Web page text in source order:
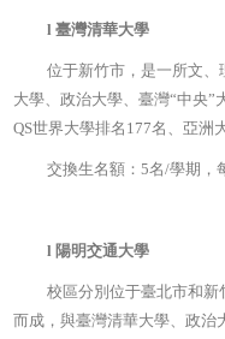
l臺灣清華大學
位于新竹市，是一所文
大學、政治大學、臺灣“中央”
QS世界大學排名177名、亞洲
交換生名額：5名/學期，
l 陽明交通大學
校區分別位于臺北市和
而成，與臺灣清華大學、政治